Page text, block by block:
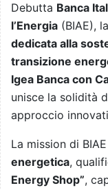
Debutta Banca
l’Energia (BIAE), la
dedicata alla
transizione
Igea Banca con
unisce la solidità
approccio
La mission di
energetica,
Energy Shop”,